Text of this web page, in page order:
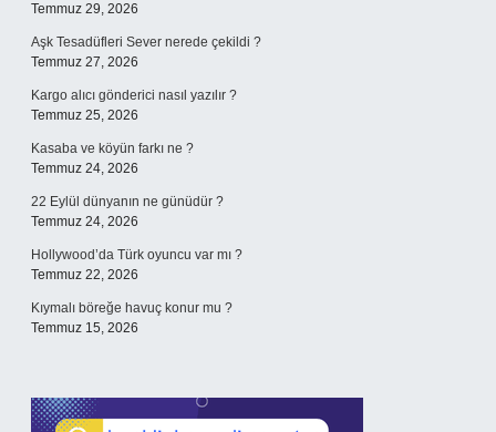
Temmuz 29, 2026
Aşk Tesadüfleri Sever nerede çekildi ?
Temmuz 27, 2026
Kargo alıcı gönderici nasıl yazılır ?
Temmuz 25, 2026
Kasaba ve köyün farkı ne ?
Temmuz 24, 2026
22 Eylül dünyanın ne günüdür ?
Temmuz 24, 2026
Hollywood’da Türk oyuncu var mı ?
Temmuz 22, 2026
Kıymalı böreğe havuç konur mu ?
Temmuz 15, 2026